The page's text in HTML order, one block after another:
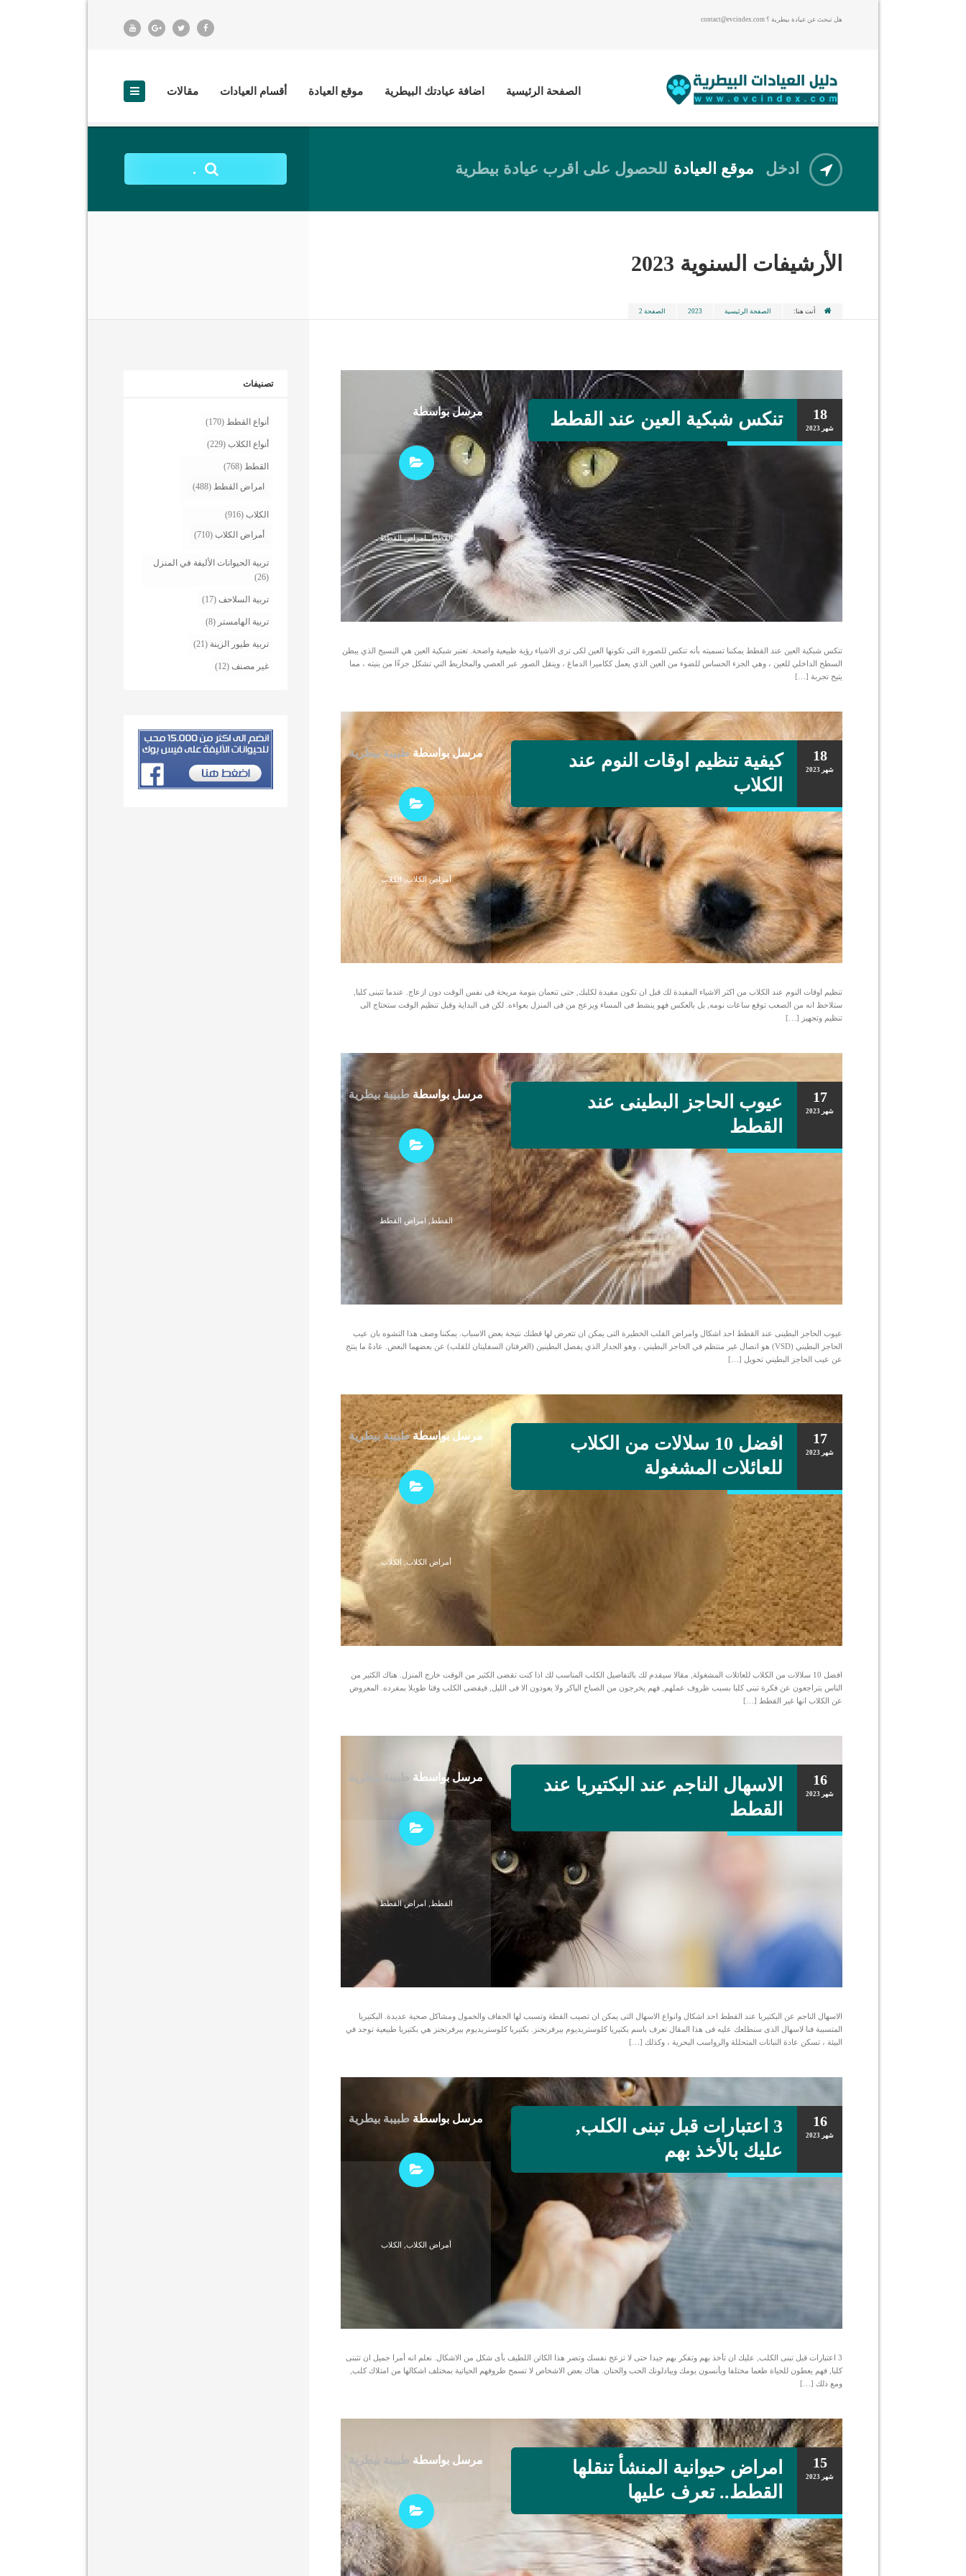
هل تبحث عن عيادة بيطرية ؟ contact@evcindex.com
الصفحة الرئيسية اضافة عيادتك البيطرية موقع العيادة أقسام العيادات مقالات
ادخل موقع العيادة للحصول على اقرب عيادة بيطرية .
الأرشيفات السنوية 2023
أنت هنا: الصفحة الرئيسية 2023 الصفحة 2
18
شهر 2023 تنكس شبكية العين عند القطط مرسل بواسطة
القطط,امراض القطط
تنكس شبكية العين عند القطط يمكننا تسميته بأنه تنكس للصورة التى تكونها العين لكى ترى الاشياء رؤية طبيعية واضحة. تعتبر شبكية العين هي النسيج الذي يبطن
السطح الداخلي للعين ، وهي الجزء الحساس للضوء من العين الذي يعمل ككاميرا الدماغ ، وينقل الصور عبر العصي والمخاريط التي تشكل جزءًا من بنيته ، مما
يتيح تجربة […]
18
شهر 2023
كيفية تنظيم اوقات النوم عند
الكلاب
مرسل بواسطةطبيبة بيطرية
أمراض الكلاب,الكلاب
تنظيم اوقات النوم عند الكلاب من اكثر الاشياء المفيدة لك قبل ان تكون مفيدة لكلبك, حتى تنعمان بنومة مريحة فى نفس الوقت دون ازعاج. عندما تتبنى كلبا,
ستلاحظ انه من الصعب توقع ساعات نومه, بل بالعكس فهو ينشط فى المساء ويزعج من فى المنزل بعواءه. لكن فى البداية وقبل تنظيم الوقت ستحتاج الى
تنظيم وتجهيز […]
17
شهر 2023
عيوب الحاجز البطينى عند
القطط
مرسل بواسطة طبيبة بيطرية
القطط امراض القطط
عيوب الحاجز البطينى عند القطط احد اشكال وامراض القلب الخطيرة التى يمكن ان تتعرض لها قطتك نتيجة بعض الاسباب. يمكننا وصف هذا التشوه بان عيب
الحاجز البطيني (VSD) هو اتصال غير منتظم في الحاجز البطيني ، وهو الجدار الذي يفصل البطينين (الغرفتان السفليتان للقلب) عن بعضهما البعض. عادةً ما ينتج
عن عيب الحاجز البطيني تحويل […]
17
شهر 2023
افضل 10 سلالات من الكلاب
للعائلات المشغولة
مرسل بواسطةطبيبة بيطرية
أمراض الكلاب الكلاب
افضل 10 سلالات من الكلاب للعائلات المشغولة, مقالا سيقدم لك بالتفاصيل الكلب المناسب لك اذا كنت تقضى الكثير من الوقت خارج المنزل. هناك الكثير من
الناس يتراجعون عن فكرة تبنى كلبا بسبب ظروف عملهم, فهم يخرجون من الصباح الباكر ولا يعودون الا فى الليل, فيقضى الكلب وقتا طويلا بمفرده. المعروض
عن الكلاب انها غير القطط […]
16
شهر 2023
الاسهال الناجم عند البكتيريا عند
القطط
مرسل بواسطة طبيبة بيطرية
القطط امراض القطط
الاسهال الناجم عن البكتيريا عند القطط احد اشكال وانواع الاسهال التى يمكن ان تصيب القطة وتسبب لها الجفاف والخمول ومشاكل صحية عديدة. البكتيريا
المتسببة فىا لاسهال الذى سنطلعك عليه فى هذا المقال تعرف باسم بكتيريا كلوستريديوم بيرفرنجنز. بكتيريا كلوستريديوم بيرفرنجنز هي بكتيريا طبيعية توجد في
البيئة ، تسكن عادة النباتات المتحللة والرواسب البحرية ، وكذلك […]
16
شهر 2023
3 اعتبارات قبل تبنى الكلب,
عليك بالأخذ بهم
مرسل بواسطة طبيبة بيطرية
أمراض الكلاب الكلاب
3 اعتبارات قبل تبنى الكلب, عليك ان تأخذ بهم وتفكر بهم جيدا حتى لا تزعج نفسك وتضر هذا الكائن اللطيف بأى شكل من الاشكال. نعلم انه أمرا جميل ان تتبنى
كلبا, فهم يعطون للحياة طعما مختلفا ويأنسون يومك ويبادلونك الحب والحنان. هناك بعض الاشخاص لا تسمح ظروفهم الحياتية بمختلف اشكالها من امتلاك كلب,
ومع ذلك […]
15
شهر 2023
امراض حيوانية المنشأ تنقلها
القطط.. تعرف عليها
مرسل بواسطة طبيبة بيطرية
تصنيفات
أنواع القطط (170)
أنواع الكلاب (229)
القطط (768)
امراض القطط (488)
الكلاب (916)
أمراض الكلاب (710)
تربية الحيوانات الأليفة في المنزل
(26)
تربية السلاحف (17)
تربية الهامستر (8)
تربية طيور الزينة (21)
غير مصنف (12)